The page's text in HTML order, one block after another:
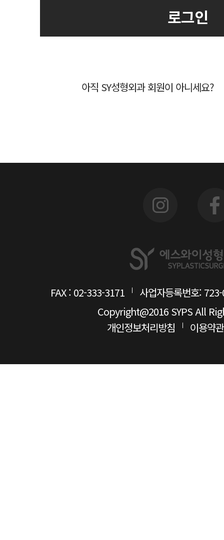
로그인
아직 SY성형외과 회원이 아니세요?
FAX : 02-333-3171
사업자등록번호:
Copyright@2016 SYPS All
개인정보처리방침
이용약관